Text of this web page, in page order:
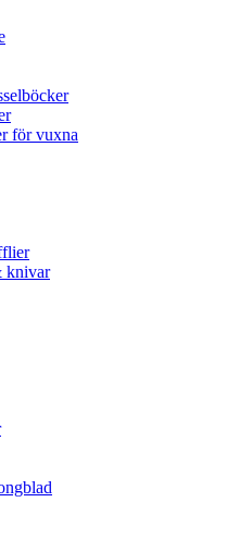
för vuxna
knivar